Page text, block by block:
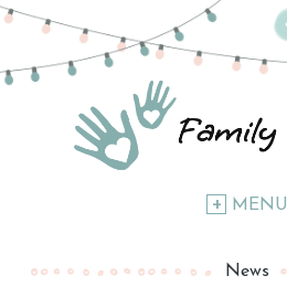
MENU
News